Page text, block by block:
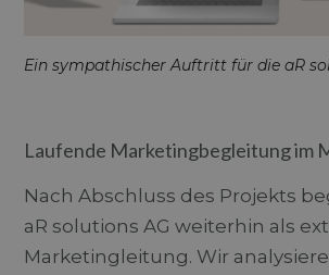
Ein sympathischer Auftritt für die aR
Laufende Marketingbegleitung im
Nach Abschluss des Projekts
aR solutions AG weiterhin als
Marketingleitung. Wir